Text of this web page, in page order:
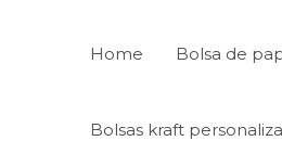
Home Bolsa de
Bolsas kraft